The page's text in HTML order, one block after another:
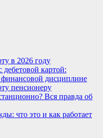
в 2026 году
дебетовой картой:
дисциплине
пенсионеру
Вся правда об
что это и как работает